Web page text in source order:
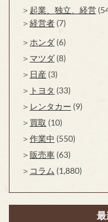
起業、独立、経営
経営者 (7)
ホンダ (6)
マツダ (8)
日産 (3)
トヨタ (33)
レンタカー (9)
買取 (10)
作業中 (550)
販売車 (63)
コラム (1,880)